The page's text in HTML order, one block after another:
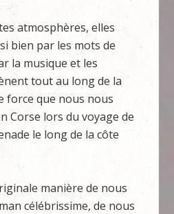
atmosphères, elles
bien par les mots de
la musique et les
tout au long de la
force que nous nous
Corse lors du voyage de
le long de la côte
manière de nous
célébrissime, de nous